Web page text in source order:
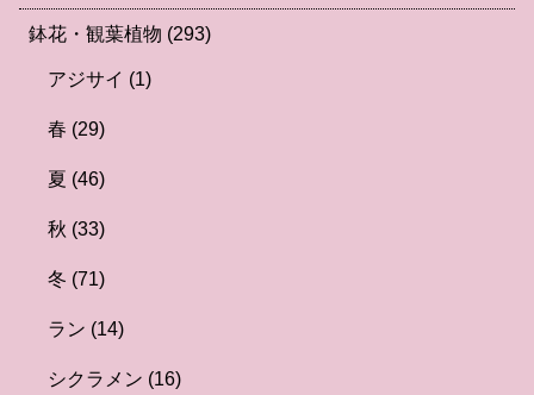
鉢花・観葉植物 (293)
アジサイ (1)
春 (29)
夏 (46)
秋 (33)
冬 (71)
ラン (14)
シクラメン (16)